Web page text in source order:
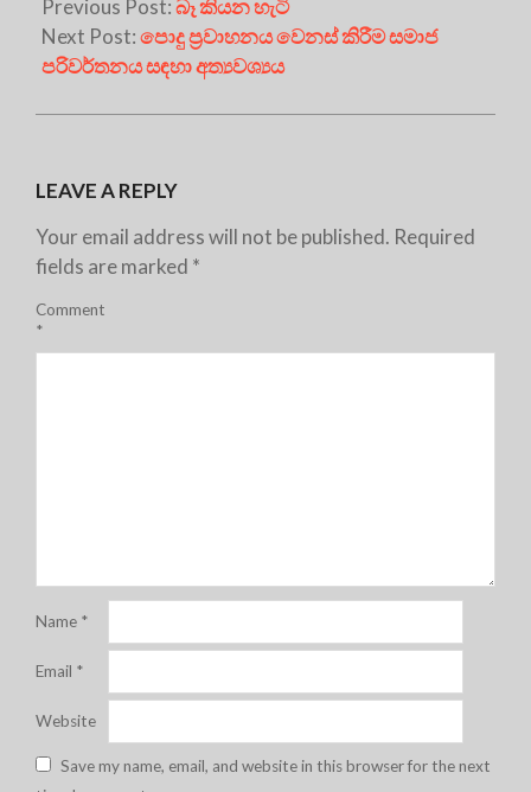
Previous Post:බෑ කියන හැටි
Next Post:පොදු ප්‍රවාහනය වෙනස් කිරීම සමාජ
පරිවර්තනය සඳහා අත්‍යවශ්‍යය
LEAVE A REPLY
Your email address will not be published. Required
fields are marked *
Comment
*
Name *
Email *
Website
Save my name, email, and website in this browser for the next